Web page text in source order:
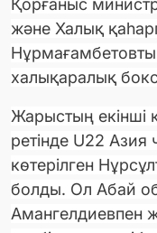
және Халық
халықаралық
Жарыстың екінші
ретінде U22 Азия
көтерілген
болды. Ол Абай
Амангелдиевпен